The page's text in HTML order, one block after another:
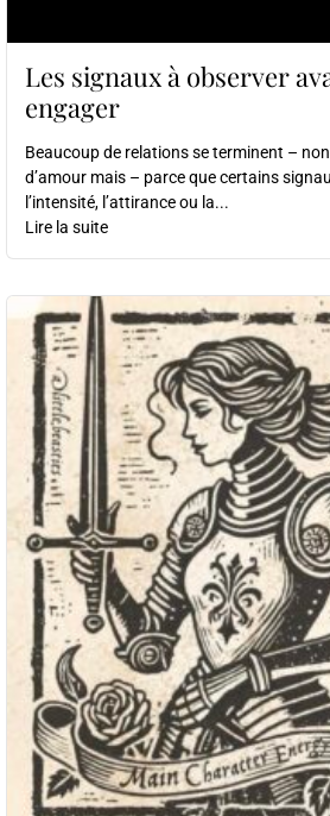
Les signaux à observer
engager
Beaucoup de relations se terminent –
d’amour mais – parce que certains
l’intensité, l’attirance ou la...
Lire la suite